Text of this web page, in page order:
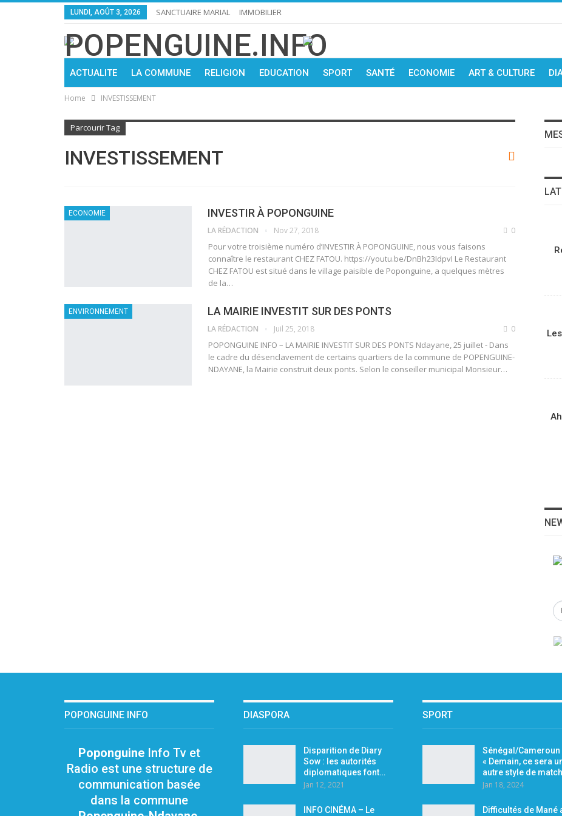
LUNDI, AOÛT 3, 2026 SANCTUAIRE MARIAL IMMOBILIER
ACTUALITE LA COMMUNE RELIGION EDUCATION SPORT SANTÉ ECONOMIE ART & CULTURE
Home INVESTISSEMENT
Parcourir Tag
INVESTISSEMENT
ECONOMIE INVESTIR À POPONGUINE
LA RÉDACTION Nov 27, 2018 0
Pour votre troisième numéro d’INVESTIR À POPONGUINE, nous vous faisons
connaître le restaurant CHEZ FATOU. https://youtu.be/DnBh23IdpvI Le Restaurant
CHEZ FATOU est situé dans le village paisible de Poponguine, a quelques mètres
de la…
ENVIRONNEMENT LA MAIRIE INVESTIT SUR DES PONTS
LA RÉDACTION Juil 25, 2018 0
POPONGUINE INFO – LA MAIRIE INVESTIT SUR DES PONTS Ndayane, 25 juillet - Dans
le cadre du désenclavement de certains quartiers de la commune de POPENGUINE-
NDAYANE, la Mairie construit deux ponts. Selon le conseiller municipal Monsieur…
POPONGUINE INFO
Poponguine Info Tv et
Radio est une structure de
communication basée
dans la commune
DIASPORA
Disparition de Diary
Sow : les autorités
diplomatiques font…
Jan 12, 2021
INFO CINÉMA – Le
SPORT
Sénégal/Cameroun
« Demain, ce sera
autre style de
Jan 18, 2024
Difficultés de Mané